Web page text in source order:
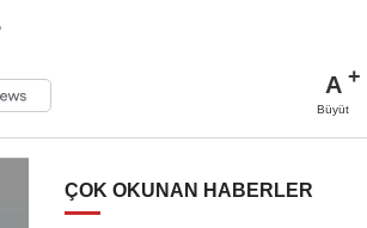
A
Büyüt
ÇOK OKUNAN HABERLER